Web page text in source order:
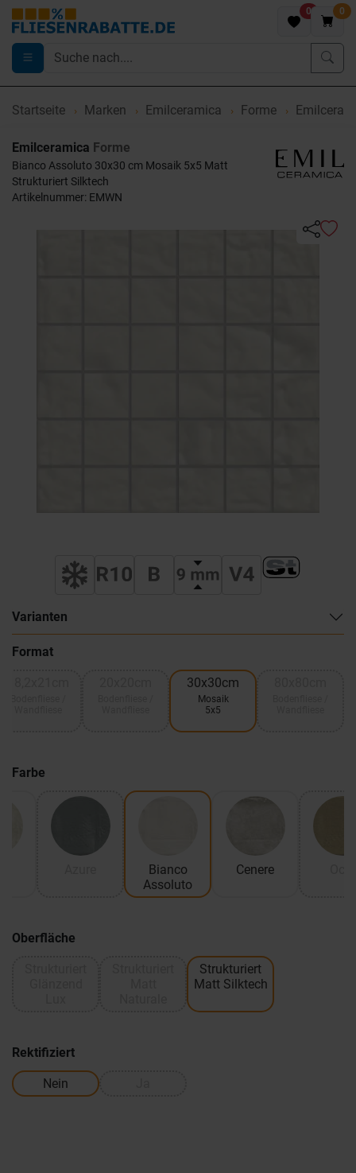
0 0
Startseite Marken Emilceramica Forme
Emilceramica Forme
Bianco Assoluto 30x30 cm Mosaik 5x5 Matt
Strukturiert Silktech
Artikelnummer: EMWN
Varianten
Format
30x30cm
Mosaik
5x5
Farbe
Bianco
Assoluto
Cenere
Oberfläche
Strukturiert
Matt Silktech
Rektifiziert
Nein